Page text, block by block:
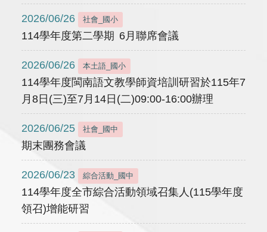
2026/06/26 社會_國小
114學年度第二學期 6月聯席會議
2026/06/26 本土語_國小
114學年度閩南語文教學師資培訓研習於115年7
月8日(三)至7月14日(二)09:00-16:00辦理
2026/06/25 社會_國中
期末團務會議
2026/06/23 綜合活動_國中
114學年度全市綜合活動領域召集人(115學年度
領召)增能研習